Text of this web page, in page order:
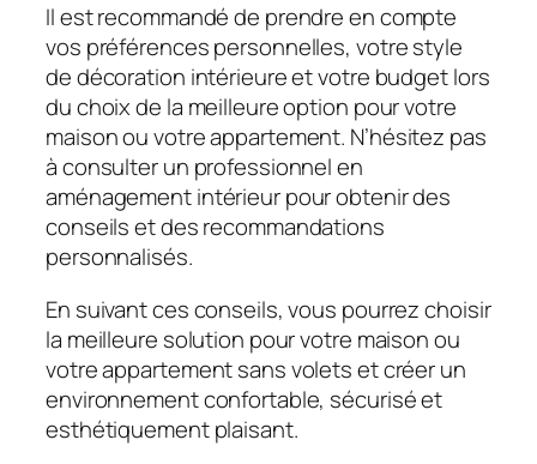
Il est recommandé de prendre en compte
vos préférences personnelles, votre style
de décoration intérieure et votre budget lors
du choix de la meilleure option pour votre
maison ou votre appartement. N’hésitez pas
à consulter un professionnel en
aménagement intérieur pour obtenir des
conseils et des recommandations
personnalisés.
En suivant ces conseils, vous pourrez choisir
la meilleure solution pour votre maison ou
votre appartement sans volets et créer un
environnement confortable, sécurisé et
esthétiquement plaisant.